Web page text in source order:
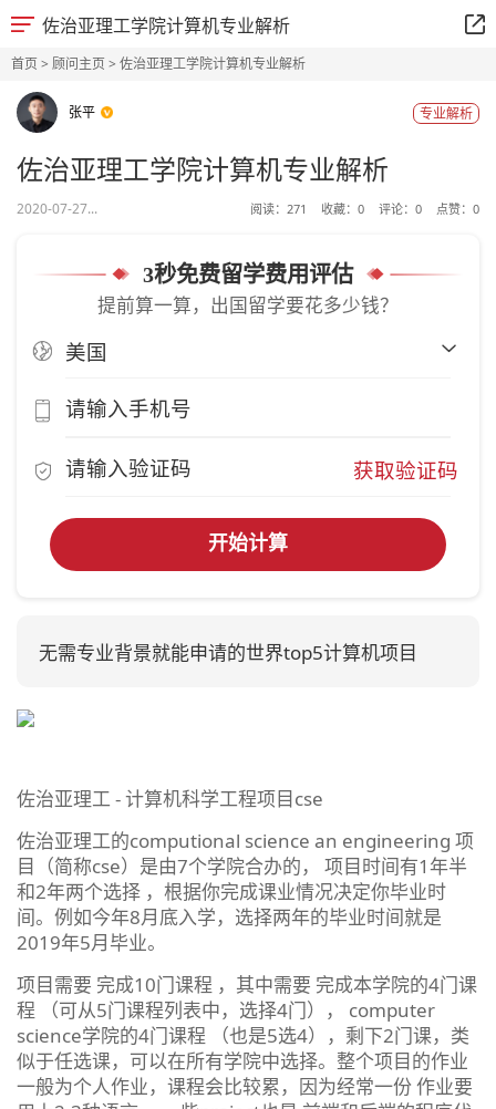
佐治亚理工学院计算机专业解析
首页> 顾问主页> 佐治亚理工学院计算机专业解析
张平 专业解析
佐治亚理工学院计算机专业解析
2020-07-27... 阅读： 271 收藏： 0 评论： 0 点赞： 0
3秒免费留学费用评估
提前算一算，出国留学要花多少钱？
获取验证码
开始计算
无需专业背景就能申请的世界top5计算机项目
佐治亚理工 - 计算机科学工程项目cse
佐治亚理工的computional science an engineering 项
目（简称cse）是由7个学院合办的， 项目时间有1年半
和2年两个选择 ，根据你完成课业情况决定你毕业时
间。例如今年8月底入学，选择两年的毕业时间就是
2019年5月毕业。
项目需要 完成10门课程 ，其中需要 完成本学院的4门课
程 （可从5门课程列表中，选择4门）， computer
science学院的4门课程 （也是5选4），剩下2门课，类
似于任选课，可以在所有学院中选择。整个项目的作业
一般为个人作业，课程会比较累，因为经常一份 作业要